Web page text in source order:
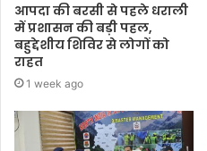
आपदा की बरसी से पहले धराली
में प्रशासन की बड़ी पहल,
बहुद्देशीय शिविर से लोगों को
राहत
1 week ago